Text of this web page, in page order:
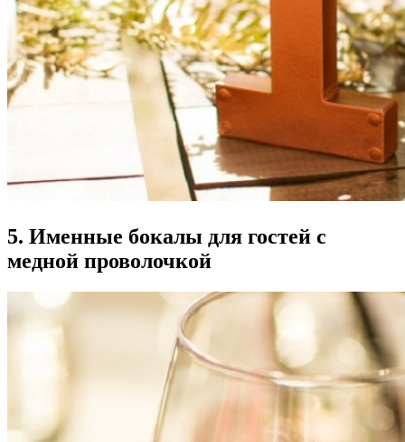
5. Именные бокалы для гостей с
медной проволочкой